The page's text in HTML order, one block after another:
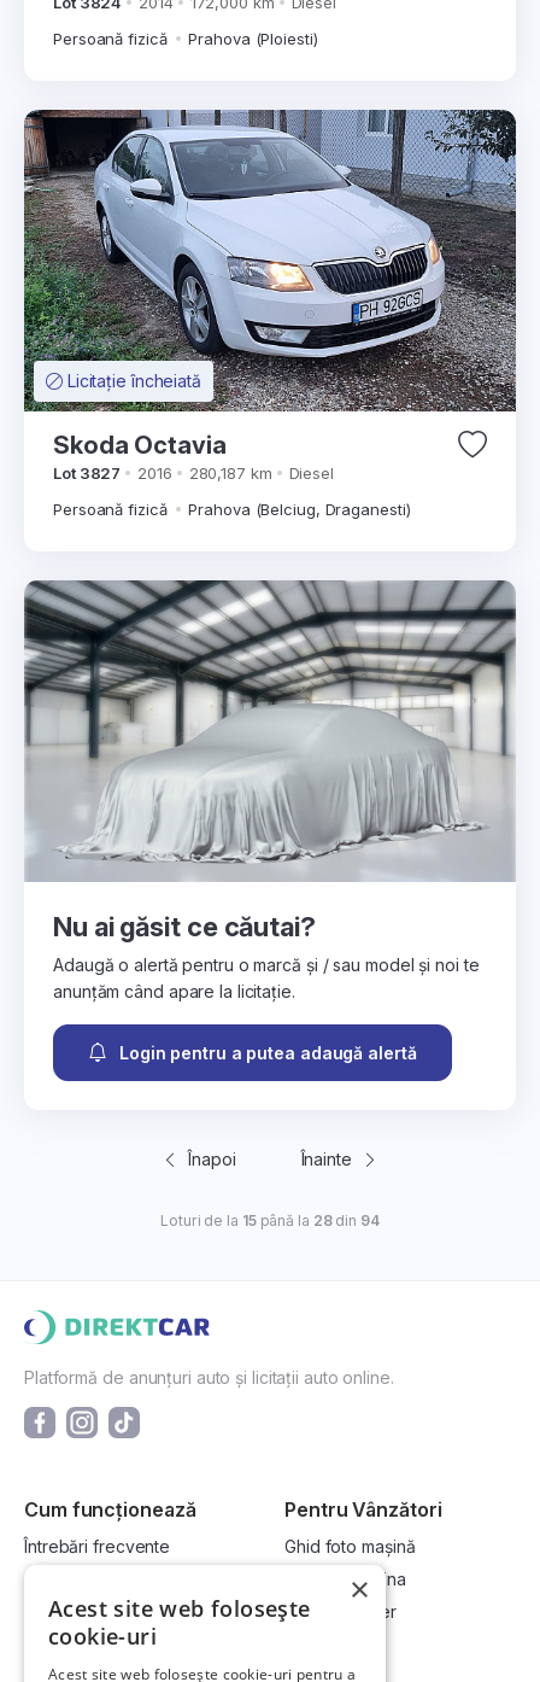
Persoană fizică
Prahova (Ploiesti)
Licitație încheiată
Skoda Octavia
Lot 3827 2016 280,187 km
Diesel
Persoană fizică
Prahova (Belciug, Draganesti)
Nu ai găsit ce căutai?
Adaugă o alertă pentru o marcă și / sau model și noi te
anunțăm când apare la licitație.
Login pentru a putea adaugă alertă
Înapoi Înainte
Loturi de la 15până la 28din 94
Platformă de anunțuri auto și licitații auto online.
Cum funcționează
Întrebări frecvente
Cum vând la licitație?
Pentru Vânzători
Ghid foto mașină
Vinde-ți mașina
Devino dealer
×
Acest site web folosește
cookie-uri
Acest site web folosește cookie-uri pentru a